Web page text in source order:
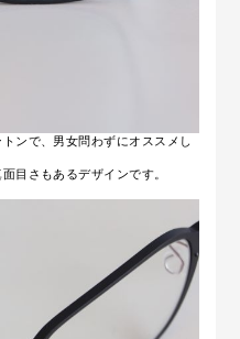
ンで、男女問わずにオススメし
目さもあるデザインです。